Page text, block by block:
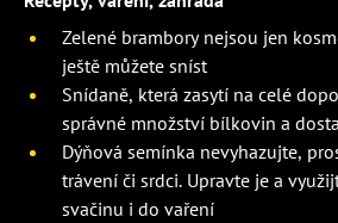
Zelené brambory nejsou jen
ještě můžete sníst
Snídaně, která zasytí na celé
správné množství bílkovin a
Dýňová semínka nevyhazujte,
trávení či srdci. Upravte je a
svačinu i do vaření